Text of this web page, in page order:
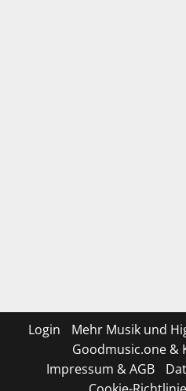
Login
Mehr Musik und
Goodmusic.one &
Impressum & AGB